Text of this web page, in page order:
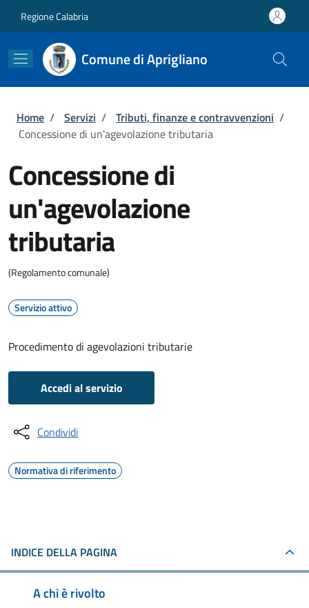
Regione Calabria
Comune di Aprigliano
Briciole di pane
Home / Servizi / Tributi, finanze e contravvenzioni /
Concessione di un'agevolazione tributaria
Concessione di
un'agevolazione
tributaria
(Regolamento comunale)
Servizio attivo
Procedimento di agevolazioni tributarie
Accedi al servizio
Condividi
Normativa di riferimento
INDICE DELLA PAGINA
A chi è rivolto